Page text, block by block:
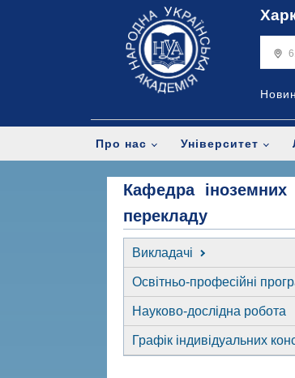
Про нас Університет
Кафедра
перекладу
Викладачі
Освітньо-професійні
Науково-дослідна робота
Графік індивідуальних